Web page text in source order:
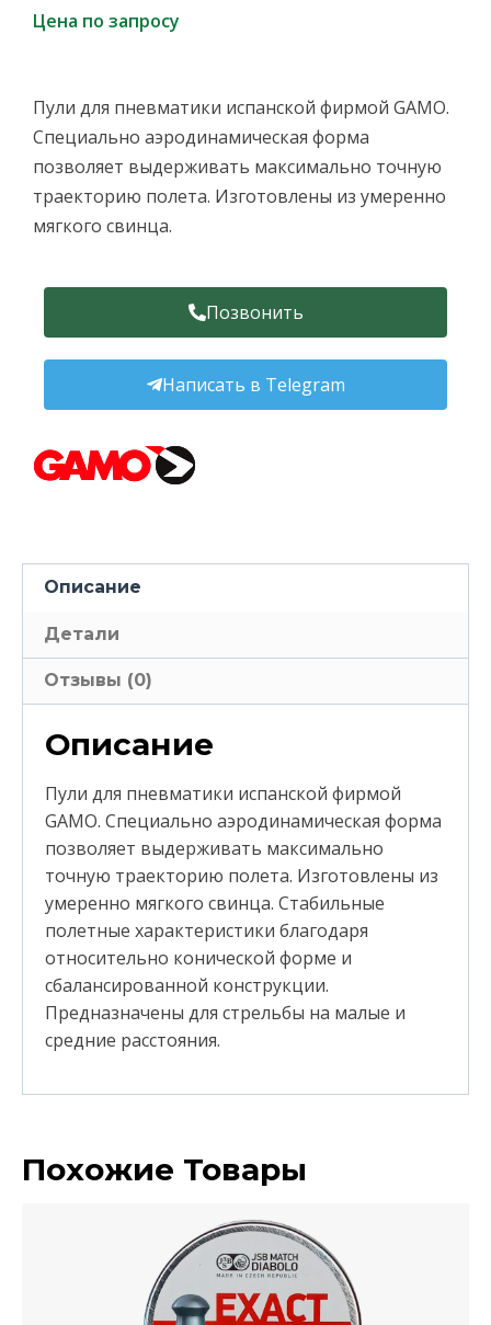
Цена по запросу
Пули для пневматики испанской фирмой GAMO.
Специально аэродинамическая форма
позволяет выдерживать максимально точную
траекторию полета. Изготовлены из умеренно
мягкого свинца.
Позвонить
Написать в Telegram
Описание
Детали
Отзывы (0)
Описание
Пули для пневматики испанской фирмой
GAMO. Специально аэродинамическая форма
позволяет выдерживать максимально
точную траекторию полета. Изготовлены из
умеренно мягкого свинца. Стабильные
полетные характеристики благодаря
относительно конической форме и
сбалансированной конструкции.
Предназначены для стрельбы на малые и
средние расстояния.
Похожие Товары